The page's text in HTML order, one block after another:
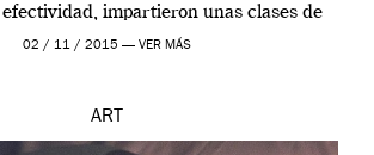
impartieron unas clases de
prueba en el Tate […]
02 / 11 / 2015 — VER MÁS
ART